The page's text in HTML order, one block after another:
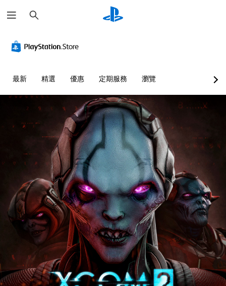
尋
最新 精選 優惠 定期服務 瀏覽